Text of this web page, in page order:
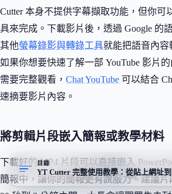
Cutter 本身不提供字幕擷取功能，但你可
具來完成。下載影片後，透過 Google 的
其他螢幕錄影與轉錄工具就能把語音內容
如果你想要快速了解一部 YouTube 影片
需要完整觀看， Chat YouTube 可以結合
速摘要影片內容。
將剪輯片段嵌入簡報或教學材料
下載好的 MP4 片段可以直接嵌入
簡報中，讓你的簡報更有說服力。建議片
目錄
YT Cutter 完整使用教學：從貼上網址到